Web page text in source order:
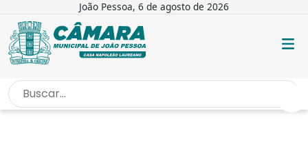
João Pessoa, 6 de agosto de 2026
INÍCIO / NOTÍCIAS